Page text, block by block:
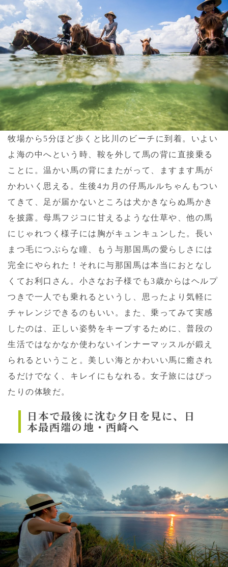
牧場から5分ほど歩くと比川のビーチに到着。いよい
よ海の中へという時、鞍を外して馬の背に直接乗る
ことに。温かい馬の背にまたがって、ますます馬が
かわいく思える。生後4カ月の仔馬ルルちゃんもつい
てきて、足が届かないところは犬かきならぬ馬かき
を披露。母馬フジコに甘えるような仕草や、他の馬
にじゃれつく様子には胸がキュンキュンした。長い
まつ毛につぶらな瞳、もう与那国馬の愛らしさには
完全にやられた！それに与那国馬は本当におとなし
くてお利口さん。小さなお子様でも3歳からはヘルプ
つきで一人でも乗れるというし、思ったより気軽に
チャレンジできるのもいい。また、乗ってみて実感
したのは、正しい姿勢をキープするために、普段の
生活ではなかなか使わないインナーマッスルが鍛え
られるということ。美しい海とかわいい馬に癒され
るだけでなく、キレイにもなれる。女子旅にはぴっ
たりの体験だ。
日本で最後に沈む夕日を見に、 日
本最西端の地・西崎へ